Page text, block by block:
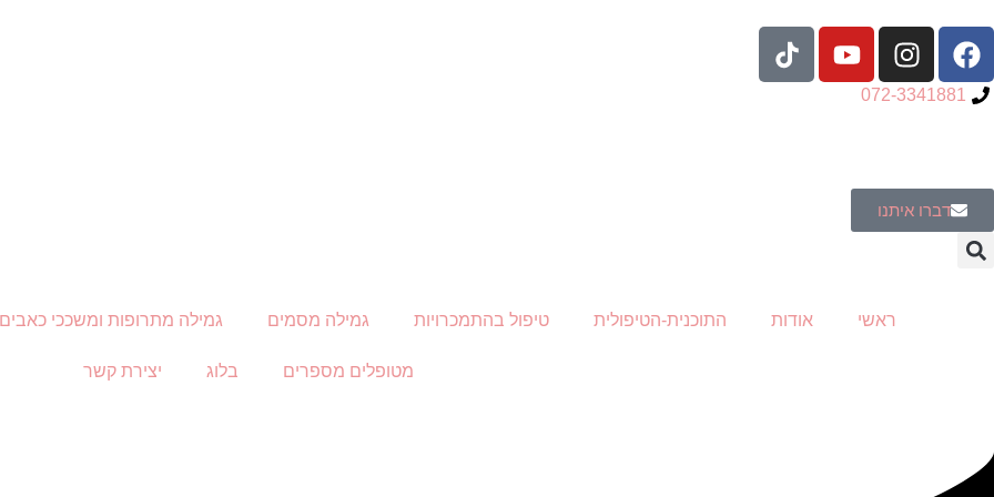
072-3341881
דברו איתנו
ראשי אודות התוכנית-הטיפולית טיפול בהתמכרויות גמילה מסמים גמילה מתרופות ומשככי כאבים
מטופלים מספרים בלוג יצירת קשר